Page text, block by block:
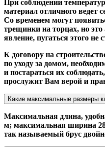
При соблюдении
материал отличного ведет
Со временем могут
трещинки на торцах, но
явление, пугаться этого не
К договору на
по уходу за домом,
и постараться их
прослужит Вам верой и
Какие максимальные размеры
Максимальная длина,
м; максимальная ширина
так называемый брус